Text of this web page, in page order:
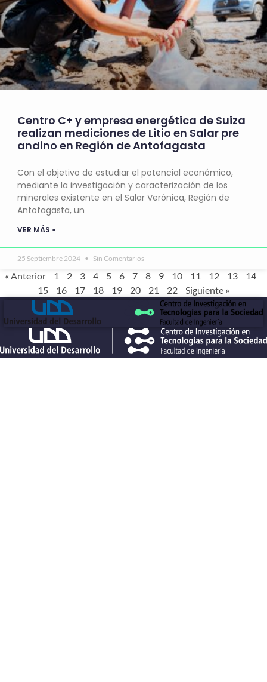
Centro C+ y empresa energética de Suiza
realizan mediciones de Litio en Salar pre
andino en Región de Antofagasta
Con el objetivo de estudiar el potencial económico,
mediante la investigación y caracterización de los
minerales existente en el Salar Verónica, Región de
Antofagasta, un
VER MÁS »
25 Septiembre 2024 Sin Comentarios
« Anterior 1 2 3 4 5 6 7 8 9 10 11 12 13
14
15
16 17 18 19 20 21 22 Siguiente »